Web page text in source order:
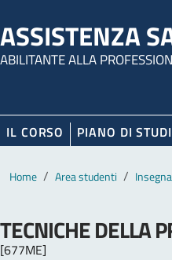
ASSISTENZA
ABILITANTE ALLA
IL CORSO PIANO DI STUDI
Home Area studenti
TECNICHE DELLA
[677ME]